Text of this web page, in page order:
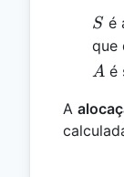
S
S é
que
A
A é
A